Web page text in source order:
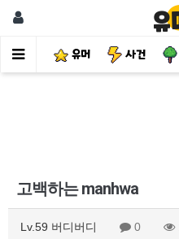
유머 사건
고백하는 manhwa
Lv.59 버디버디 0